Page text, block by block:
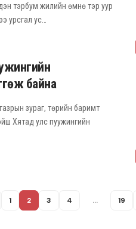
тэрбум жилийн өмнө тэр уур
урсгал ус…
байна
зураг, төрийн баримт
Хятад улс пуужингийн
1 2 3 4 … 19